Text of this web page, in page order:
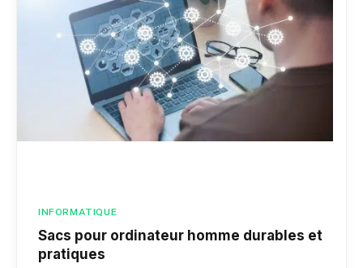
INFORMATIQUE
Sacs pour ordinateur homme durables et
pratiques